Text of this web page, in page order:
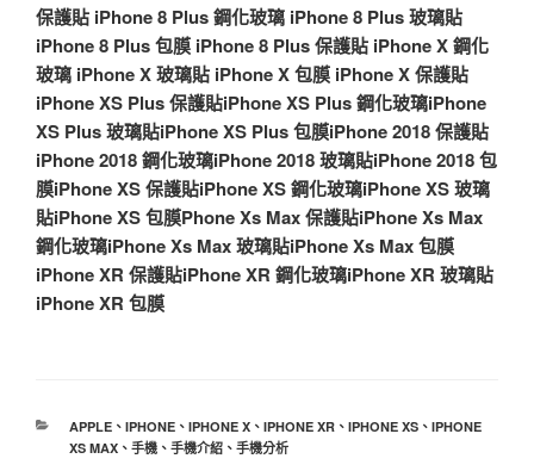
保護貼 iPhone 8 Plus 鋼化玻璃 iPhone 8 Plus 玻璃貼
iPhone 8 Plus 包膜 iPhone 8 Plus 保護貼 iPhone X 鋼化
玻璃 iPhone X 玻璃貼 iPhone X 包膜 iPhone X 保護貼
iPhone XS Plus 保護貼iPhone XS Plus 鋼化玻璃iPhone
XS Plus 玻璃貼iPhone XS Plus 包膜iPhone 2018 保護貼
iPhone 2018 鋼化玻璃iPhone 2018 玻璃貼iPhone 2018 包
膜iPhone XS 保護貼iPhone XS 鋼化玻璃iPhone XS 玻璃
貼iPhone XS 包膜Phone Xs Max 保護貼iPhone Xs Max
鋼化玻璃iPhone Xs Max 玻璃貼iPhone Xs Max 包膜
iPhone XR 保護貼iPhone XR 鋼化玻璃iPhone XR 玻璃貼
iPhone XR 包膜
分
類
APPLE、 IPHONE、 IPHONE X、 IPHONE XR、 IPHONE XS、 IPHONE
XS MAX、 手機、 手機介紹、 手機分析